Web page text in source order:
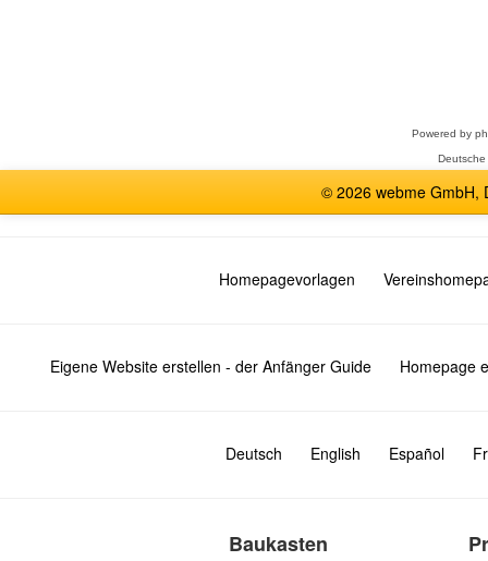
Powered by
© 2026 webme GmbH,
Homepagevorlagen
Eigene Website erstellen - der Anfänger Guide Homepage
Deutsch English Español
Baukasten